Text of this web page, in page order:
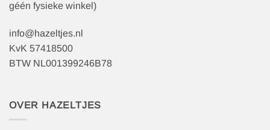
géén fysieke winkel)
info@hazeltjes.nl
KvK 57418500
BTW NL001399246B78
OVER HAZELTJES